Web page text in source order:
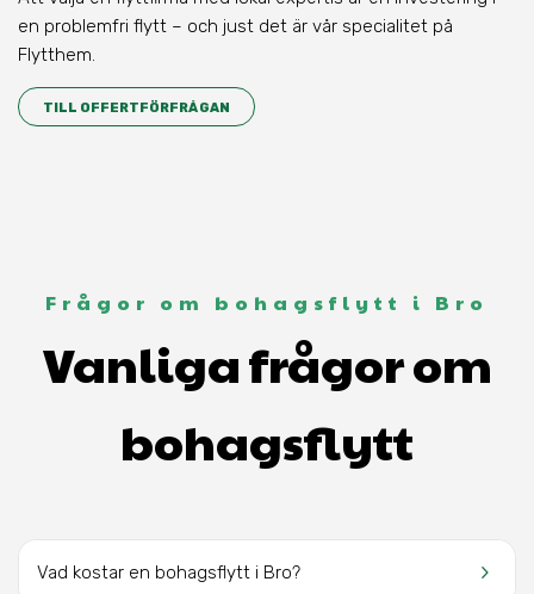
en problemfri flytt – och just det är vår specialitet på
Flytthem.
TILL OFFERTFÖRFRÅGAN
Frågor om bohagsflytt i Bro
Vanliga frågor om
bohagsflytt
keyboard_arrow_right
Vad kostar en bohagsflytt i Bro?